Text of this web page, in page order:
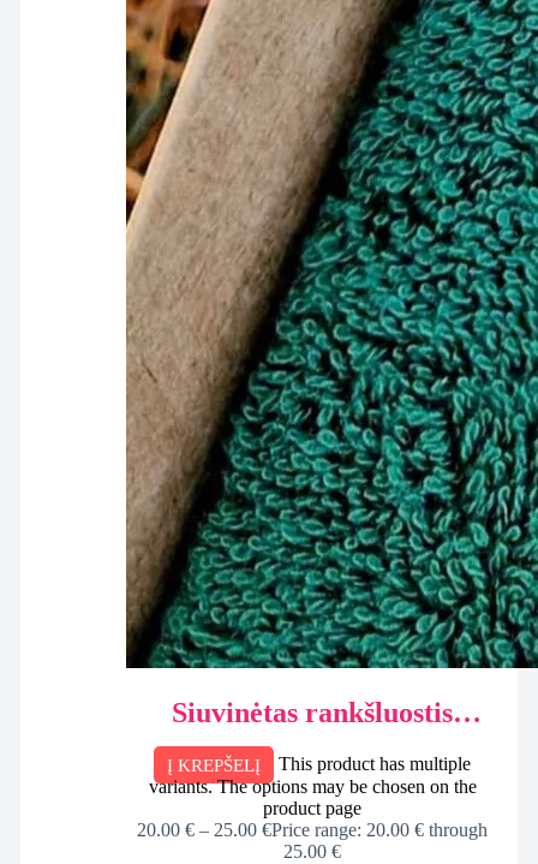
Siuvinėtas rankšluostis
Miškas + siuvinėta Snaigė,
dėžutėje
Į KREPŠELĮ
This product has multiple
variants. The options may be chosen on the
product page
20.00 € – 25.00 €Price range: 20.00 € through
25.00 €